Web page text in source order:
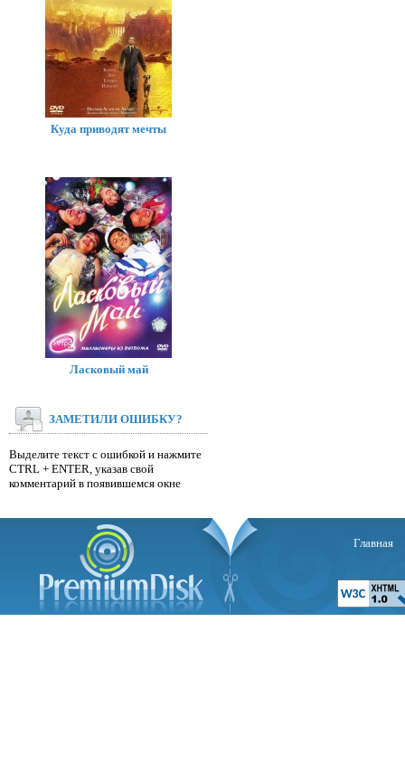
Куда приводят мечты
Ласковый май
ЗАМЕТИЛИ ОШИБКУ?
Выделите текст с ошибкой и нажмите
CTRL + ENTER, указав свой
комментарий в появившемся окне
Главная